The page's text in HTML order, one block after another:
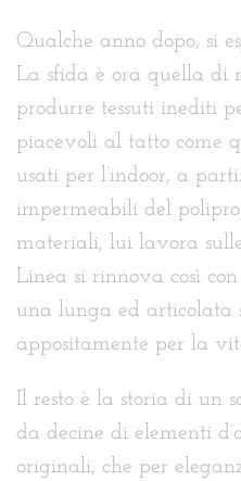
Qualche anno dopo, si
La sfida è ora quella di
produrre tessuti inediti
piacevoli al tatto come
usati per l’indoor, a
impermeabili del
materiali, lui lavora
Linea si rinnova così con
una lunga ed articolata
appositamente per la
Il resto è la storia di un
da decine di elementi
originali, che per